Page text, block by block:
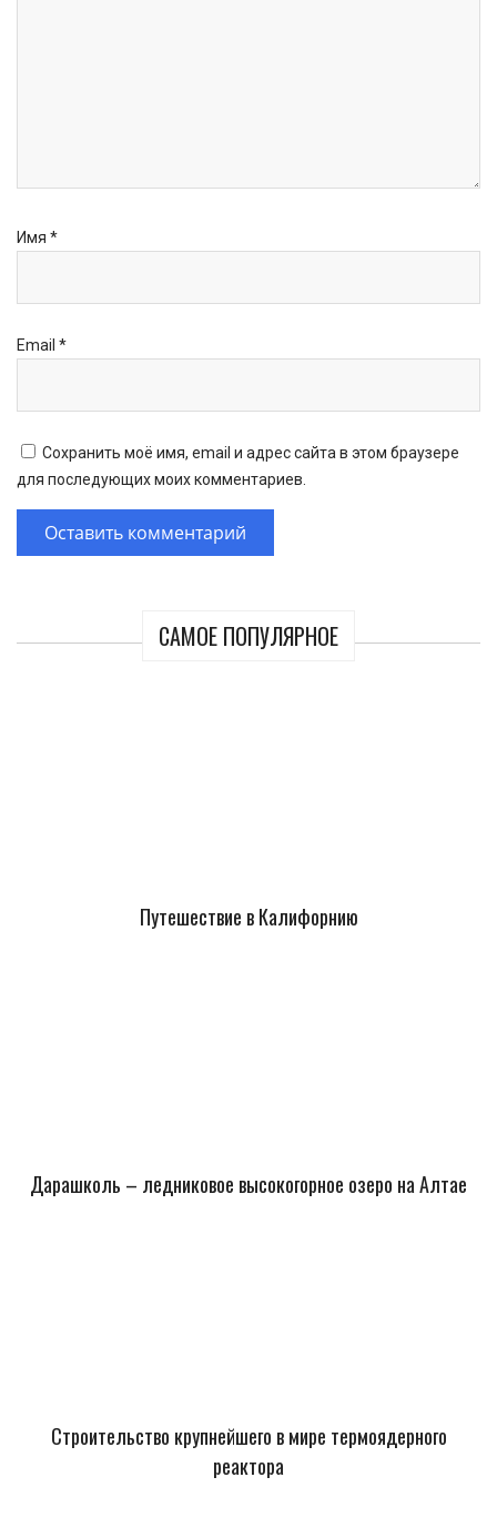
САМОЕ ПОПУЛЯРНОЕ
Путешествие в Калифорнию
Дарашколь – ледниковое высокогорное озеро на Алтае
Строительство крупнейшего в мире термоядерного
реактора
Имя *
Email *
Сохранить моё имя, email и адрес сайта в этом браузере
для последующих моих комментариев.